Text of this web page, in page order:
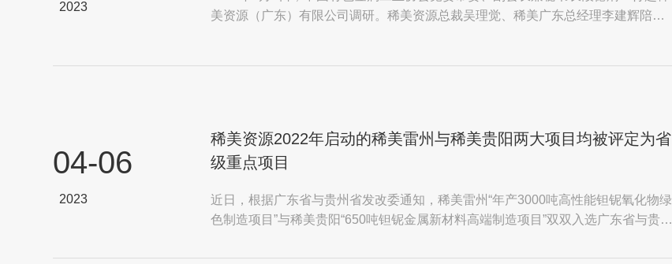
2023
美资源（广东）有限公司调研。稀美资源总裁吴理觉、稀美广东总经理李建辉陪同
04-06
2023
稀美资源2022年启动的稀美雷州与稀美贵阳两大项目均被评定为省
级重点项目
近日，根据广东省与贵州省发改委通知，稀美雷州“年产3000吨高性能钽铌氧化物绿
色制造项目”与稀美贵阳“650吨钽铌金属新材料高端制造项目”双双入选广东省与贵州